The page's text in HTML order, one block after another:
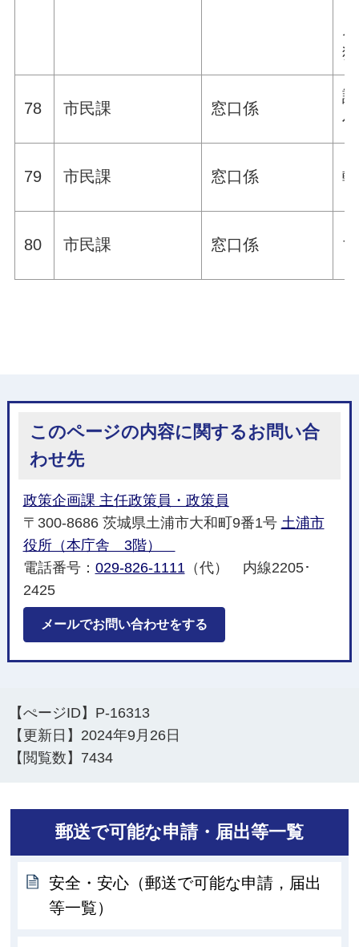
78 市民課 窓口係
79 市民課 窓口係
80 市民課 窓口係
このページの内容に関するお問い合
わせ先
政策企画課 主任政策員・政策員
〒300-8686 茨城県土浦市大和町9番1号 土浦市
役所（本庁舎 3階）
電話番号： 029-826-1111 （代） 内線2205･
2425
メールでお問い合わせをする
【ぺージID】 P-16313
【更新日】 2024年9月26日
【閲覧数】 7434
郵送で可能な申請・届出等一覧
安全・安心（郵送で可能な申請，届出
等一覧）